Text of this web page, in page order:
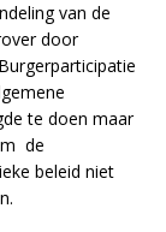
van de
door
te doen maar
de
beleid niet